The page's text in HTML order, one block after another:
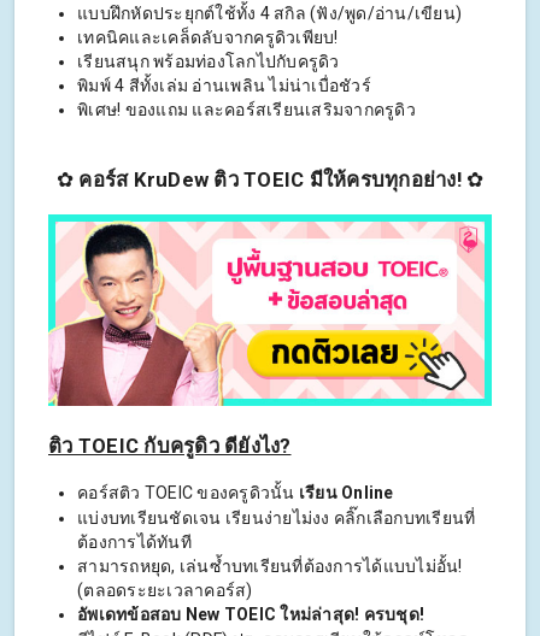
แบบฝึกหัดประยุกต์ใช้ทั้ง 4 สกิล (ฟัง/พูด/อ่าน/เขียน)
เทคนิคและเคล็ดลับจากครูดิวเพียบ!
เรียนสนุก พร้อมท่องโลกไปกับครูดิว
พิมพ์ 4 สีทั้งเล่ม อ่านเพลิน ไม่น่าเบื่อชัวร์
พิเศษ! ของแถม และคอร์สเรียนเสริมจากครูดิว
✿ คอร์ส KruDew ติว TOEIC มีให้ครบทุกอย่าง! ✿
ติว TOEIC กับครูดิว ดียังไง?
คอร์สติว TOEIC ของครูดิวนั้น เรียน Online
แบ่งบทเรียนชัดเจน เรียนง่ายไม่งง คลิ๊กเลือกบทเรียนที่
ต้องการได้ทันที
สามารถหยุด, เล่นซ้ำบทเรียนที่ต้องการได้แบบไม่อั้น!
(ตลอดระยะเวลาคอร์ส)
อัพเดทข้อสอบ New TOEIC ใหม่ล่าสุด! ครบชุด!